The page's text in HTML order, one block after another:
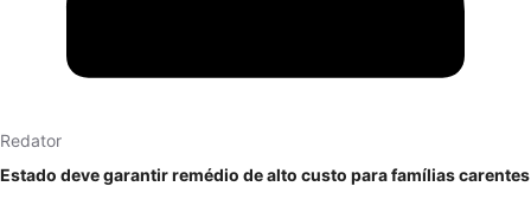
Redator
Estado deve garantir remédio de alto custo para famílias carentes